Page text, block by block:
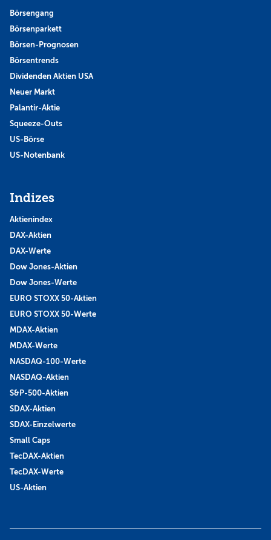
Börsengang
Börsenparkett
Börsen-Prognosen
Börsentrends
Dividenden Aktien USA
Neuer Markt
Palantir-Aktie
Squeeze-Outs
US-Börse
US-Notenbank
Indizes
Aktienindex
DAX-Aktien
DAX-Werte
Dow Jones-Aktien
Dow Jones-Werte
EURO STOXX 50-Aktien
EURO STOXX 50-Werte
MDAX-Aktien
MDAX-Werte
NASDAQ-100-Werte
NASDAQ-Aktien
S&P-500-Aktien
SDAX-Aktien
SDAX-Einzelwerte
Small Caps
TecDAX-Aktien
TecDAX-Werte
US-Aktien